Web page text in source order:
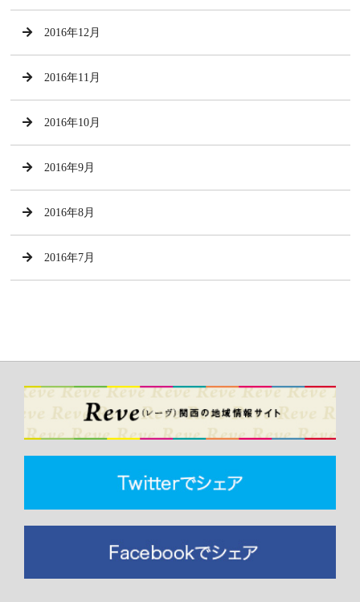
2016年12月
2016年11月
2016年10月
2016年9月
2016年8月
2016年7月